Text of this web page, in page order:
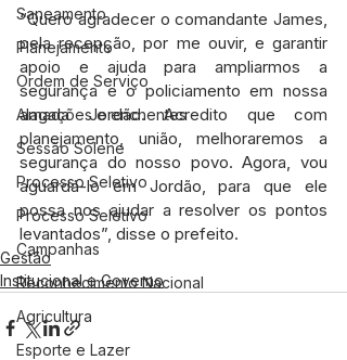
Saneamento
Planejamento
Ordem de Serviço
Alagações e enchentes
Sessão Solene
Processo Seletivo
Processo Seletivo
Campanhas
Reconhecimento Nacional
Agricultura
Esporte e Lazer
“Quero agradecer o comandante James,
pela recepção, por me ouvir, e garantir
apoio e ajuda para ampliarmos a
segurança e o policiamento em nossa
amada Jordão. Acredito que com
planejamento, união, melhoraremos a
segurança do nosso povo. Agora, vou
aguardá-lo em Jordão, para que ele
possa nos ajudar a resolver os pontos
levantados”, disse o prefeito.
Gestão
Institucional e Governo